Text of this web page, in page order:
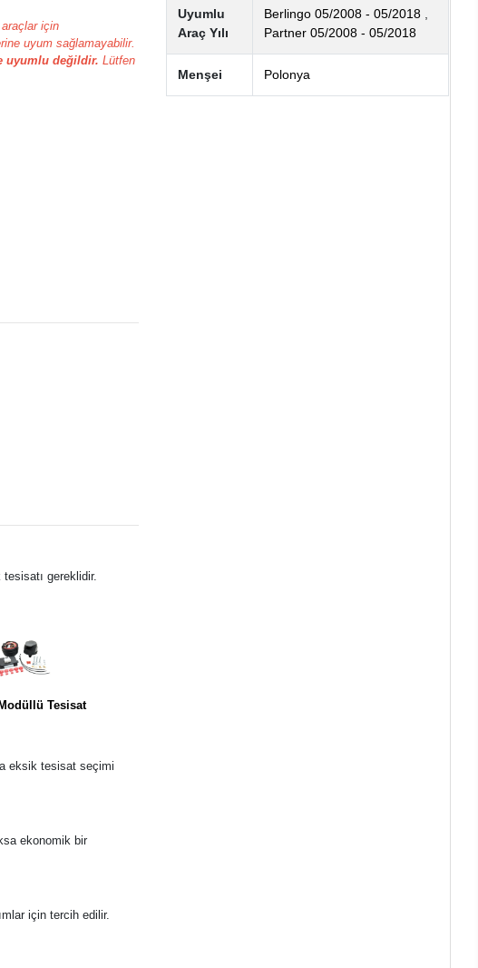
için
uyum sağlamayabilir.
uyumlu değildir. Lütfen
gereklidir.
Tesisat
eksik tesisat seçimi
ekonomik bir
için tercih edilir.
Uyumlu
Araç Yılı
Berlingo 05/2008 - 05/2018
Partner 05/2008 - 05/2018
Menşei Polonya